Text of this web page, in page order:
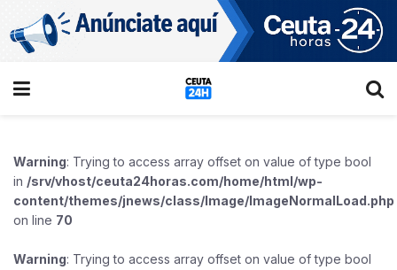
Warning: Trying to access array offset on value of type bool
in /srv/vhost/ceuta24horas.com/home/html/wp-
content/themes/jnews/class/Image/ImageNormalLoad.php
on line 70
Warning: Trying to access array offset on value of type bool